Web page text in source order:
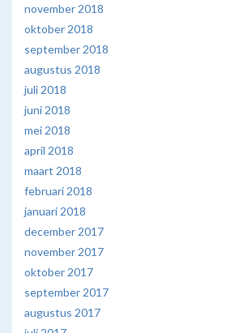
november 2018
oktober 2018
september 2018
augustus 2018
juli 2018
juni 2018
mei 2018
april 2018
maart 2018
februari 2018
januari 2018
december 2017
november 2017
oktober 2017
september 2017
augustus 2017